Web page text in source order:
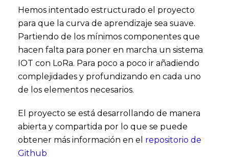
Hemos intentado estructurado el proyecto
para que la curva de aprendizaje sea suave.
Partiendo de los mínimos componentes que
hacen falta para poner en marcha un sistema
IOT con LoRa. Para poco a poco ir añadiendo
complejidades y profundizando en cada uno
de los elementos necesarios.
El proyecto se está desarrollando de manera
abierta y compartida por lo que se puede
obtener más información en el repositorio de
Github